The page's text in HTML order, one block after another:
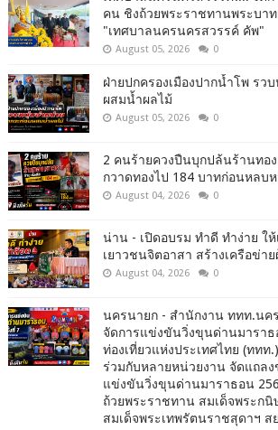
คน ชิงถ้วยพระราชทานพระบาท
"เทศบาลนครนครสวรรค์ คัพ"
August 05, 2026 0
ฝ่ายปกครองเมืองปากน้ำโพ รว
ผสมน้ำผลไม้
August 05, 2026 0
2 คนร้ายควงปืนบุกปล้นร้านทอ
กวาดทองไป 184 บาทก่อนหลบ
August 04, 2026 0
น่าน - เปิดอบรม ทำดี ทำง่าย ให้
เยาวชนจิตอาสา สร้างเครือข่า
August 04, 2026 0
นครนายก - สำนักงาน ททท.นค
จัดการแข่งขันวิ่งขุนด่านมาราธ
ท่องเที่ยวแห่งประเทศไทย (ทท
ร่วมกับหลายหน่วยงาน จัดแถลง
แข่งขันวิ่งขุนด่านมาราธอน
ถ้วยพระราชทาน สมเด็จพระกนิ
สมเด็จพระเทพรัตนราชสุดาฯ ส